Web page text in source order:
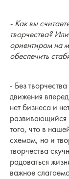
- Как вы
творчества?
ориентиром на
обеспечить
- Без
движения
нет бизнеса и
развивающийся
того, что в
схемам, но и
творчества
радоваться
важное